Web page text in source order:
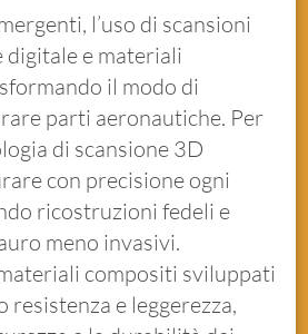
l’uso di scansioni
digitale e materiali
il modo di
parti aeronautiche. Per
di scansione 3D
con precisione ogni
ricostruzioni fedeli e
meno invasivi.
compositi sviluppati
resistenza e leggerezza,